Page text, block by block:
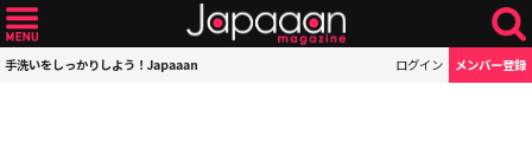
手洗いをしっかりしよう！Japaaan ログイン メンバー登録